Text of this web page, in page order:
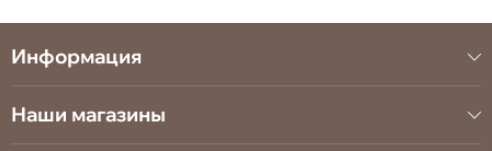
Информация
Наши магазины